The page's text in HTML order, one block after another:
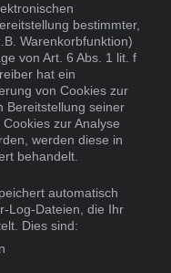
bestimmter,
Warenkorbfunktion)
von Art. 6 Abs. 1 lit. f
hat ein
von Cookies zur
Bereitstellung seiner
zur Analyse
werden diese in
behandelt.
automatisch
Log-Dateien, die Ihr
Dies sind: